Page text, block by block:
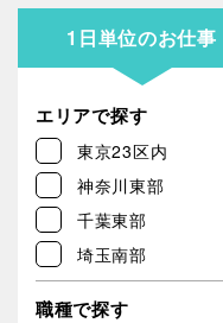
1日単位のお仕事
エリアで探す
東京23区内
神奈川東部
千葉東部
埼玉南部
職種で探す